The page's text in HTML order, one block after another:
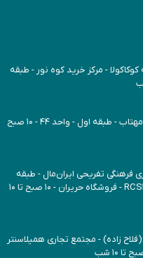
- مرکز خرید کوه نور - طبقه
شعبه اقدسیه : بلوار ارتش - مرکز خرید مهتاب - طبقه اول - واحد ۴۴ - ۱۰ صبح
فرهنگی تفریحی ایران‌مال - طبقه
G2 - بین باغ دیدار و کتابخانه - واحد RCS123 - فروشگاه حریران - ۱۰ صبح تا ۱۰
زاده) - مجتمع تجاری همیلاسنتر